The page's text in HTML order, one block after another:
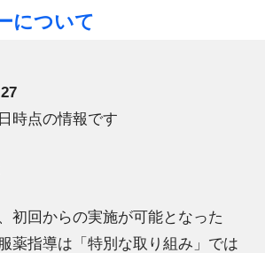
について
時点の情報です
初回からの実施が可能となった
薬指導は「特別な取り組み」では